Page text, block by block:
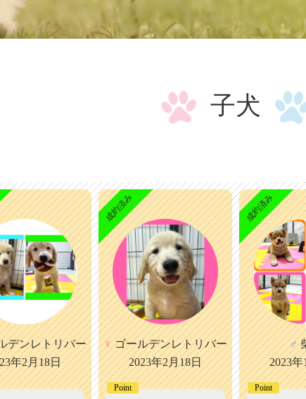
子犬
デンレトリバー
年2月18日
成約済み
♀ゴールデンレトリバー
2023年2月18日
Point
成約済み
♂
2023
Point